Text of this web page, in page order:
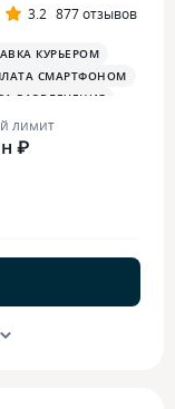
3.2 877 отзывов
КУРЬЕРОМ
СМАРТФОНОМ
РАЗВЛЕЧЕНИЯ
лимит
₽